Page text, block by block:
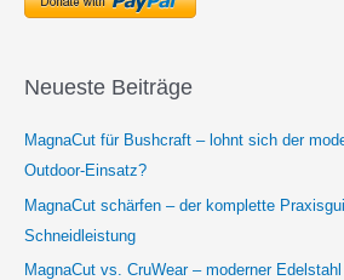
Neueste Beiträge
MagnaCut für Bushcraft – lohnt sich der
Outdoor-Einsatz?
MagnaCut schärfen – der komplette
Schneidleistung
MagnaCut vs. CruWear – moderner